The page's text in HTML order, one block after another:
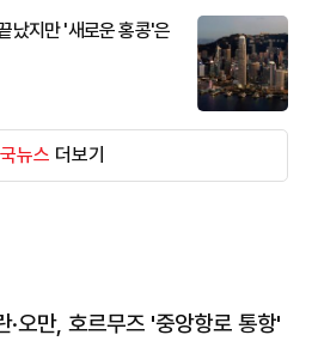
났지만 '새로운 홍콩'은
뉴스 더보기
·오만, 호르무즈 '중앙항로 통항'